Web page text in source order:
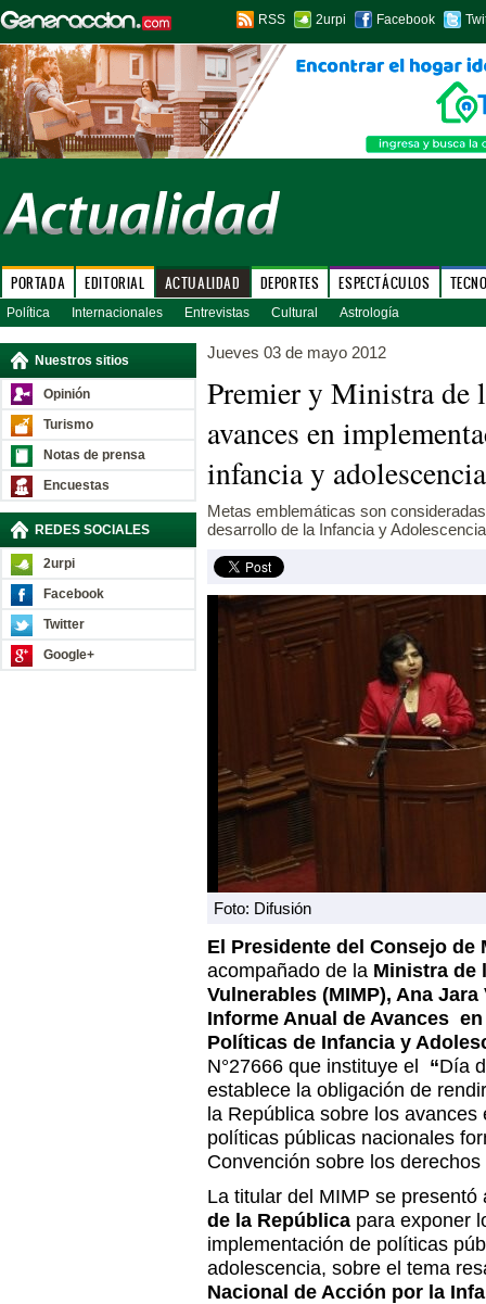
RSS 2urpi Facebook
PORTADA EDITORIAL ACTUALIDAD DEPORTES ESPECTÁCULOS
Política Internacionales Entrevistas Cultural Astrología
Nuestros sitios
Opinión
Turismo
Notas de prensa
Encuestas
REDES SOCIALES
2urpi
Facebook
Twitter
Google+
Jueves 03 de mayo 2012
Premier y Ministra de
avances en
infancia y adolescencia
Metas emblemáticas son
desarrollo de la Infancia y
Foto: Difusión
El Presidente del Consejo de
acompañado de la Ministra de
Vulnerables (MIMP), Ana Jara
Informe Anual de Avances
Políticas de Infancia y
N°27666 que instituye el “Día
establece la obligación de
la República sobre los
políticas públicas nacionales
Convención sobre los
La titular del MIMP se
de la República para exponer
implementación de políticas
adolescencia, sobre el tema
Nacional de Acción por la